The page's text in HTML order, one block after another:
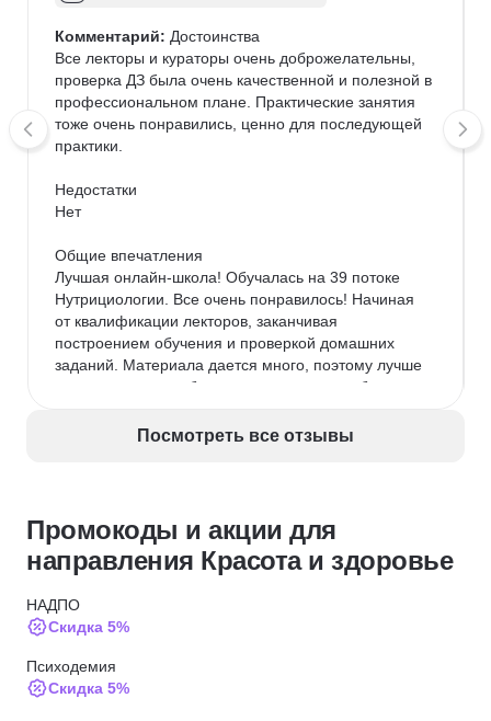
Комментарий: Достоинства
Все лекторы и кураторы очень доброжелательны,
проверка ДЗ была очень качественной и полезной в
профессиональном плане. Практические занятия
тоже очень понравились, ценно для последующей
практики.
Недостатки
Нет
Общие впечатления
Лучшая онлайн-школа! Обучалась на 39 потоке
Нутрициологии. Все очень понравилось! Начиная
от квалификации лекторов, заканчивая
построением обучения и проверкой домашних
заданий. Материала дается много, поэтому лучше
не пропускать, чтобы не нагонять потом «бегом».
прибегать к доп. литературе, но скорее в качестве
Посмотреть все отзывы
Промокоды и акции для
направления Красота и здоровье
НАДПО
Скидка 5%
Психодемия
Скидка 5%